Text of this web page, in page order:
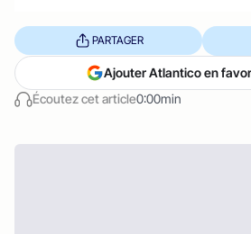
Écoutez cet article0:00min
PARTAGER
Ajouter Atlantico en